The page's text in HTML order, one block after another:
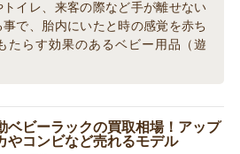
イレ、来客の際など手が離せない
で、胎内にいたと時の感覚を赤ち
たらす効果のあるベビー用品（遊
ベビーラックの買取相場！アップ
やコンビなど売れるモデル